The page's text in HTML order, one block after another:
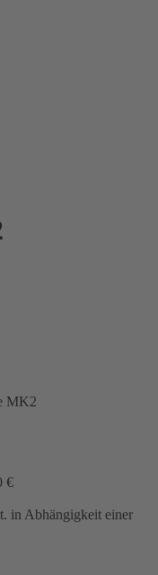
MK2
€
in Abhängigkeit einer